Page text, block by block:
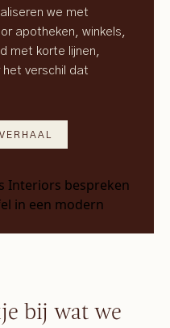
we met
apotheken, winkels,
met korte lijnen,
het verschil dat
bij wat we